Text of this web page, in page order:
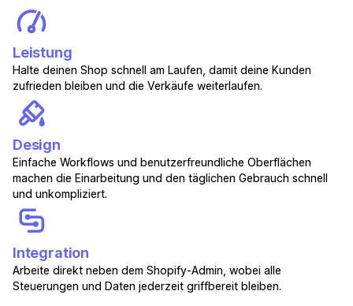
Leistung
Halte deinen Shop schnell am Laufen, damit deine Kunden
zufrieden bleiben und die Verkäufe weiterlaufen.
Design
Einfache Workflows und benutzerfreundliche Oberflächen
machen die Einarbeitung und den täglichen Gebrauch schnell
und unkompliziert.
Integration
Arbeite direkt neben dem Shopify-Admin, wobei alle
Steuerungen und Daten jederzeit griffbereit bleiben.